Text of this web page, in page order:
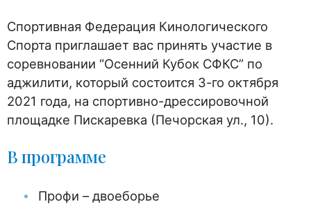
Спортивная Федерация Кинологического
Спорта приглашает вас принять участие в
соревновании “Осенний Кубок СФКС” по
аджилити, который состоится 3-го октября
2021 года, на спортивно-дрессировочной
площадке Пискаревка (Печорская ул., 10).
В программе
Профи – двоеборье